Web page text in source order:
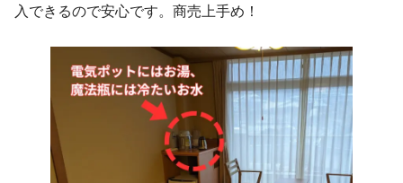
入できるので安心です。商売上手め！